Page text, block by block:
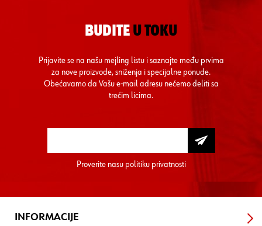
BUDITE U TOKU
Prijavite se na našu mejling listu i saznajte među prvima
za nove proizvode, sniženja i specijalne ponude.
Obećavamo da Vašu e-mail adresu nećemo deliti sa
trećim licima.
Proverite nasu politiku privatnosti
INFORMACIJE